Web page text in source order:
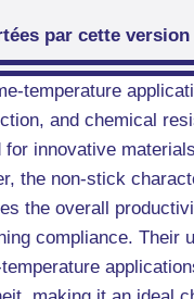
par cette version